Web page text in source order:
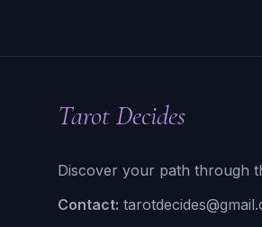
Tarot Decides
Discover your path through
Contact: